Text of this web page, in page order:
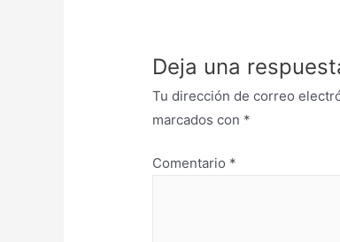
Deja una
Tu dirección de correo
marcados con *
Comentario *